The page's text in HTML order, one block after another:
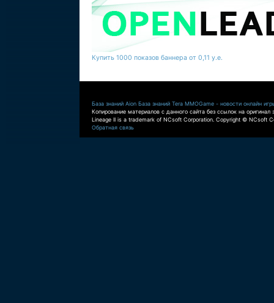
Купить 1000 показов баннера от 0,11 у.е.
База знаний Aion База знаний Tera MMOGame - новости онлайн
Копирование материалов с данного сайта без ссылок на оригинал
Lineage II is a trademark of NCsoft Corporation. Copyright © NCsoft
Обратная связь